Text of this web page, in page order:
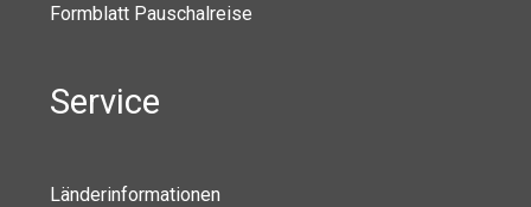
Formblatt Pauschalreise
Service
Länderinformationen